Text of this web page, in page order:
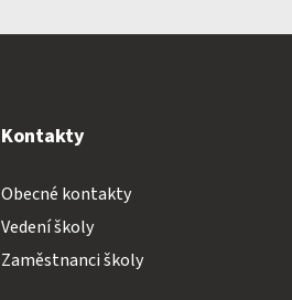
Kontakty
Obecné kontakty
Vedení školy
Zaměstnanci školy